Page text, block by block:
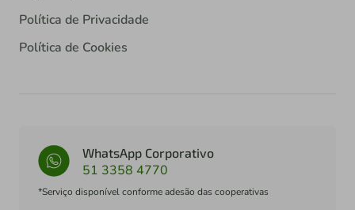
Política de Privacidade
Política de Cookies
WhatsApp Corporativo
51 3358 4770
*Serviço disponível conforme adesão das cooperativas